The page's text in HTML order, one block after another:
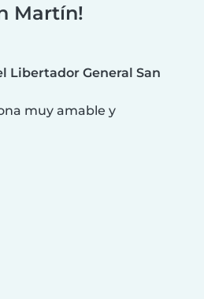
Martín!
Libertador General San
muy amable y